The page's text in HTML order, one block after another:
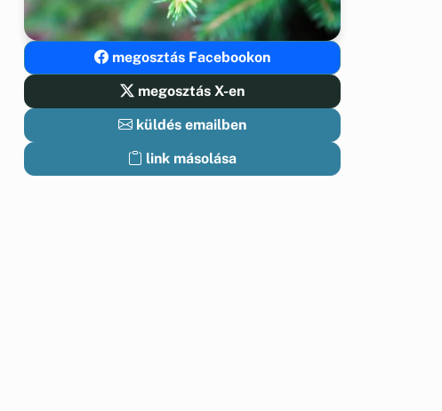
megosztás Facebookon
megosztás X-en
küldés emailben
link másolása